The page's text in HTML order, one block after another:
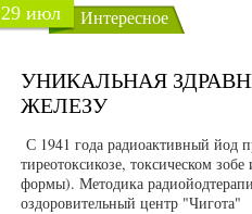
29 июл Интересное
УНИКАЛЬНАЯ
ЖЕЛЕЗУ
С 1941 года радиоактивный йод
тиреотоксикозе, токсическом
формы). Методика
оздоровительный центр "Чигота"